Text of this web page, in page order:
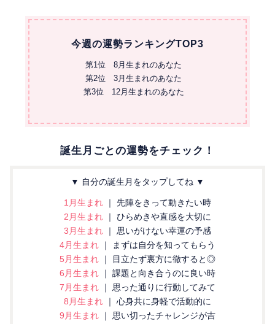
今週の運勢ランキングTOP3
第1位 8月生まれのあなた
第2位 3月生まれのあなた
第3位 12月生まれのあなた
誕生月ごとの運勢をチェック！
▼ 自分の誕生月をタップしてね ▼
1月生まれ
｜ 先陣をきって動きたい時
2月生まれ
｜ ひらめきや直感を大切に
3月生まれ
｜ 思いがけない幸運の予感
4月生まれ
｜ まずは自分を知ってもらう
5月生まれ
｜ 目立たず裏方に徹すると◎
6月生まれ
｜ 課題と向き合うのに良い時
7月生まれ
｜ 思った通りに行動してみて
8月生まれ
｜ 心身共に身軽で活動的に
9月生まれ
｜ 思い切ったチャレンジが吉